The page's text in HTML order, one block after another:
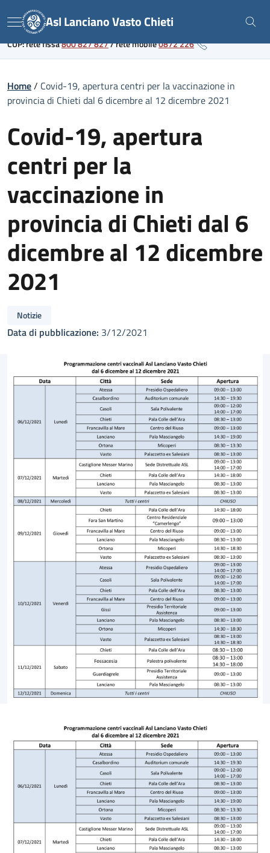
to
content
Link al portale sanitario regionale
Menu Asl Lanciano Vasto Chieti
CUP: rete fissa800 827 827/rete mobile0872 226
Home/ Covid-19, apertura centri per la vaccinazione in
provincia di Chieti dal 6 dicembre al 12 dicembre 2021
Covid-19, apertura
centri per la
vaccinazione in
provincia di Chieti dal 6
dicembre al 12 dicembre
2021
Notizie
Data di pubblicazione: 3/12/2021